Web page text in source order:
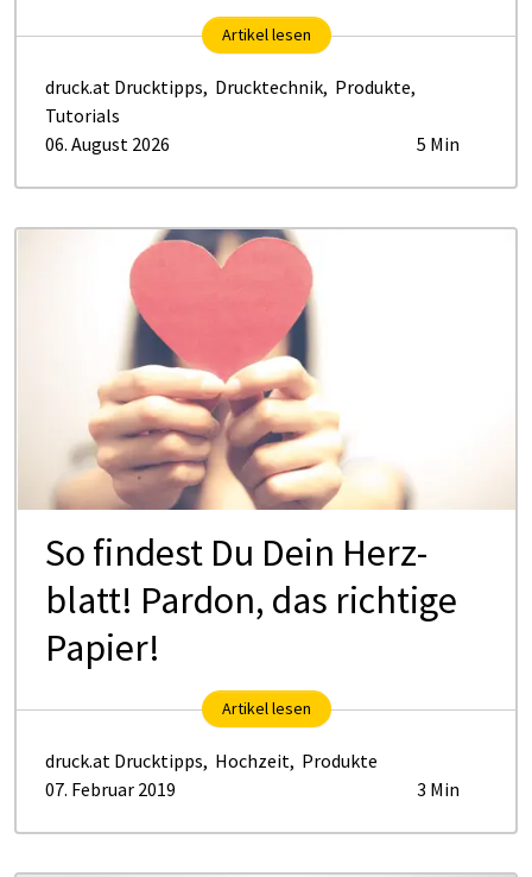
Artikel lesen
druck.at Drucktipps, Drucktechnik, Produkte,
Tutorials
06. August 2026
5 Min
So fin­dest Du Dein Herz­
blatt! Par­don, das rich­ti­ge
Pa­pier!
Artikel lesen
druck.at Drucktipps, Hochzeit, Produkte
07. Februar 2019
3 Min